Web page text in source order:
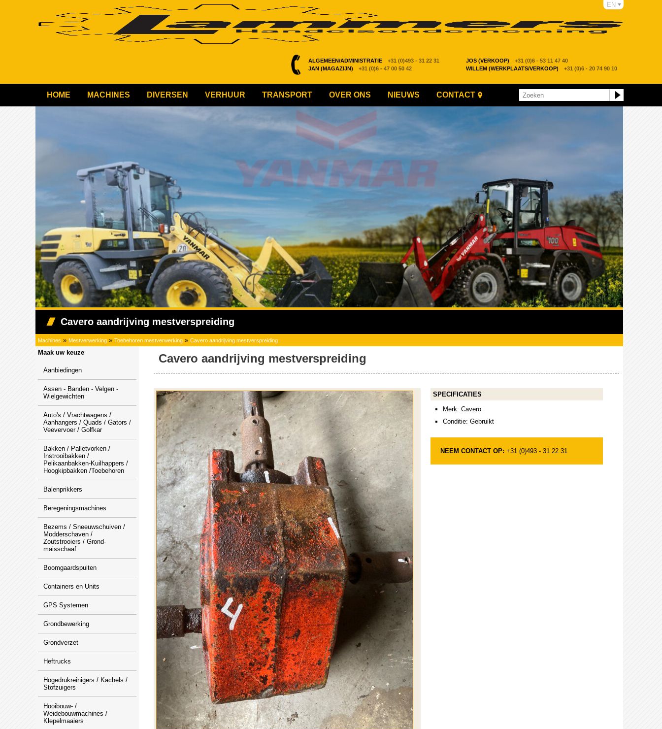
ALGEMEEN/ADMINISTRATIE +31 (0)493 - 31 22 31 JOS (VERKOOP)
+31 (0)6 - 53 11 47 40
JAN (MAGAZIJN)
+31 (0)6 - 47 00 50 42 WILLEM (WERKPLAATS/VERKOOP) +31 (0)6 - 20 74 90 10
EN
HOME MACHINES DIVERSEN VERHUUR TRANSPORT OVER ONS NIEUWS CONTACT
Cavero aandrijving mestverspreiding
Machines » Mestverwerking » Toebehoren mestverwerking » Cavero aandrijving mestverspreiding
Maak uw keuze
Aanbiedingen
Assen - Banden - Velgen -
Wielgewichten
Auto's / Vrachtwagens /
Aanhangers / Quads / Gators /
Veevervoer / Golfkar
Bakken / Palletvorken /
Instrooibakken /
Pelikaanbakken-Kuilhappers /
Hoogkipbakken /Toebehoren
Balenprikkers
Beregeningsmachines
Bezems / Sneeuwschuiven /
Modderschaven /
Zoutstrooiers / Grond-
maisschaaf
Boomgaardspuiten
Containers en Units
GPS Systemen
Grondbewerking
Grondverzet
Heftrucks
Hogedrukreinigers / Kachels /
Stofzuigers
Hooibouw- /
Weidebouwmachines /
Klepelmaaiers
Cavero aandrijving mestverspreiding
SPECIFICATIES
Merk: Cavero
Conditie: Gebruikt
NEEM CONTACT OP: +31 (0)493 - 31 22 31